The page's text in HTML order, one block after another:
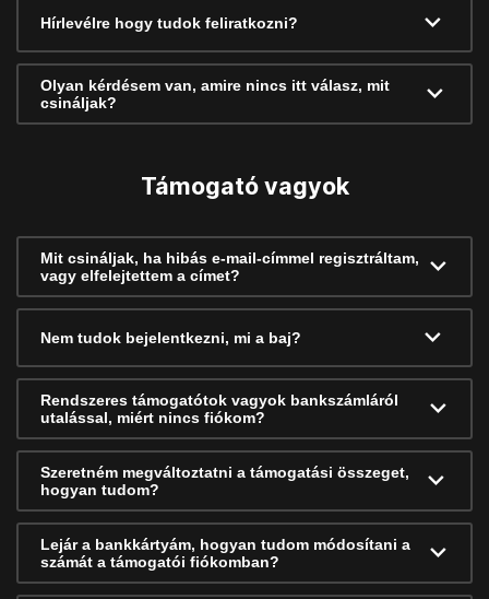
Hírlevélre hogy tudok feliratkozni?
Olyan kérdésem van, amire nincs itt válasz, mit
csináljak?
Támogató vagyok
Mit csináljak, ha hibás e-mail-címmel regisztráltam,
vagy elfelejtettem a címet?
Nem tudok bejelentkezni, mi a baj?
Rendszeres támogatótok vagyok bankszámláról
utalással, miért nincs fiókom?
Szeretném megváltoztatni a támogatási összeget,
hogyan tudom?
Lejár a bankkártyám, hogyan tudom módosítani a
számát a támogatói fiókomban?